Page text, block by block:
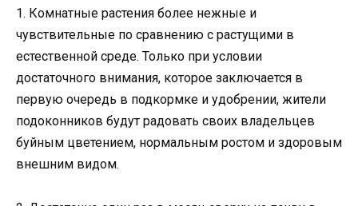
1. Комнатные растения более нежные и
чувствительные по сравнению с растущими в
естественной среде. Только при условии
достаточного внимания, которое заключается в
первую очередь в подкормке и удобрении, жители
подоконников будут радовать своих владельцев
буйным цветением, нормальным ростом и здоровым
внешним видом.